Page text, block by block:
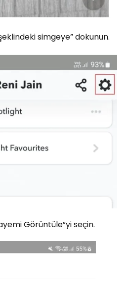
simgeye” dokunun.
Görüntüle”yi seçin.